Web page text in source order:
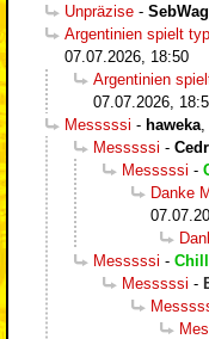
Unpräzise -
Argentinien spielt
07.07.2026, 18:50
Argentinien
07.07.2026,
Messsssi - haweka
Messsssi -
Messsssi -
Danke
Messsssi -
Messsssi -